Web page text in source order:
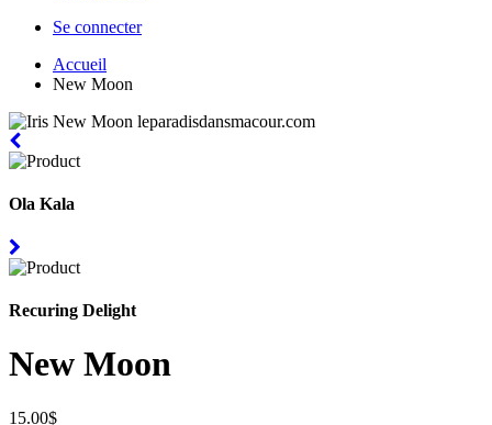
Se connecter
Accueil
New Moon
Ola Kala
Recuring Delight
New Moon
15.00$